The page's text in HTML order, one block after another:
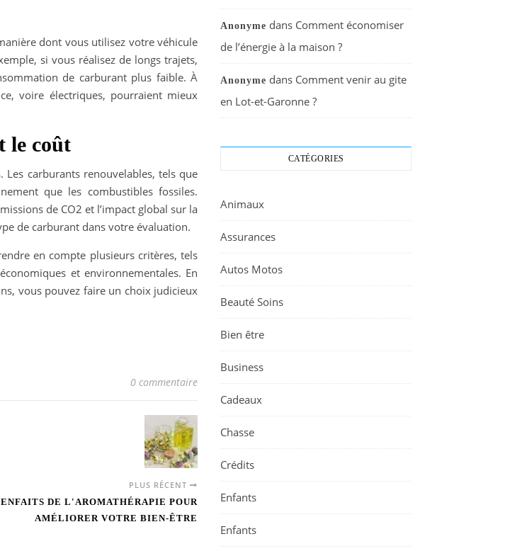
dont vous utilisez votre véhicule
si vous réalisez de longs trajets,
de carburant plus faible. À
voire électriques, pourraient mieux
le coût
carburants renouvelables, tels que
que les combustibles fossiles.
de CO2 et l’impact global sur la
de carburant dans votre évaluation.
en compte plusieurs critères, tels
et environnementales. En
vous pouvez faire un choix judicieux
0 commentaire
PLUS RÉCENT
DE L'AROMATHÉRAPIE POUR
AMÉLIORER VOTRE BIEN-ÊTRE
Anonyme dans Comment économiser
de l’énergie à la maison ?
Anonyme dans Comment venir au gite
en Lot-et-Garonne ?
CATÉGORIES
Animaux
Assurances
Autos Motos
Beauté Soins
Bien être
Business
Cadeaux
Chasse
Crédits
Enfants
Enfants